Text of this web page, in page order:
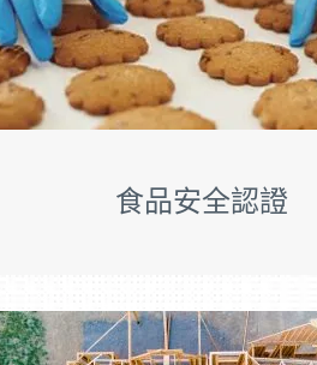
食品安全認證